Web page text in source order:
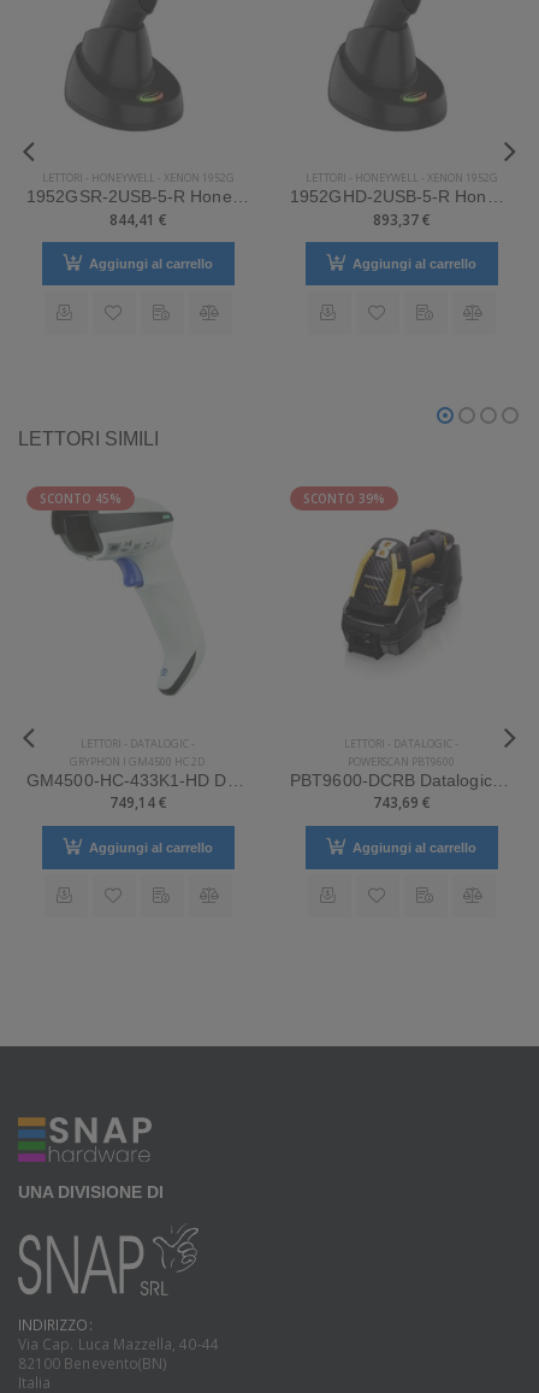
LETTORI - HONEYWELL - XENON 1952G
1952GSR-2USB-5-R Honeywell Mod. Xenon 1952g.
844,41 €
Aggiungi al carrello
LETTORI - HONEYWELL - XENON 1952G
1952GHD-2USB-5-R Honeywell Mod. Xenon 1952g.
893,37 €
Aggiungi al carrello
LETTORI SIMILI
SCONTO 45%
LETTORI - DATALOGIC -
GRYPHON I GM4500 HC 2D
749,14 €
Aggiungi al carrello
SCONTO 39%
LETTORI - DATALOGIC -
POWERSCAN PBT9600
PBT9600-DCRB Datalogic Mod. Powerscan PBT9600.
743,69 €
Aggiungi al carrello
UNA DIVISIONE DI
INDIRIZZO:
Via Cap. Luca Mazzella, 40-44
82100 Benevento(BN)
Italia